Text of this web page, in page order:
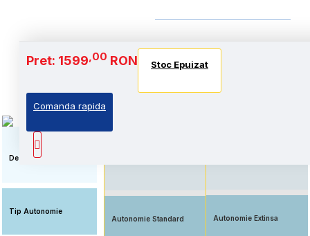
Pret: 1599,00 RON Stoc Epuizat
Comanda rapida
Baterie si Autonomie
Descriere
Tip Autonomie
Stoc Epuizat
Standard: Pret accesibil,
Autonomie Standard
Stoc Epuizat
Autonomie Extinsa